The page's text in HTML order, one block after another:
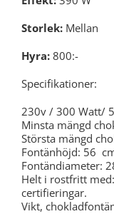
Storlek: Mellan
Hyra: 800:-
Specifikationer:
230v / 300 Watt/
Minsta mängd
Största mängd
Fontänhöjd: 56
Fontändiameter:
Helt i rostfritt med:
certifieringar.
Vikt,